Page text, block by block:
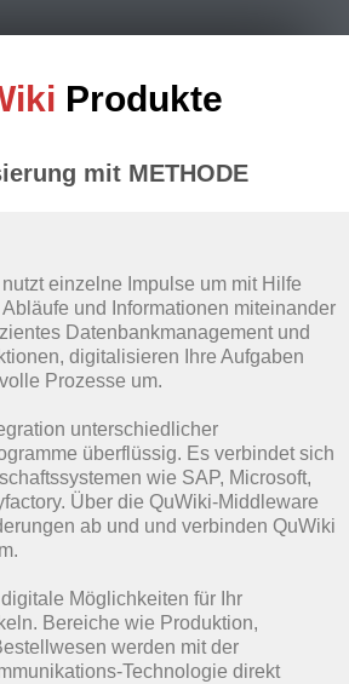
Produkte
mit METHODE
einzelne Impulse um mit Hilfe
und Informationen miteinander
Datenbankmanagement und
digitalisieren Ihre Aufgaben
Prozesse um.
unterschiedlicher
überflüssig. Es verbindet sich
wie SAP, Microsoft,
Über die QuWiki-Middleware
ab und und verbinden QuWiki
Möglichkeiten für Ihr
Bereiche wie Produktion,
werden mit der
Technologie direkt